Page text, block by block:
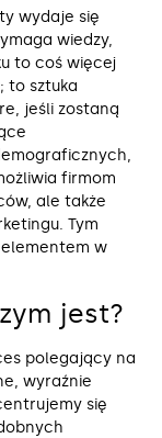
wydaje się
wiedzy,
to coś więcej
to sztuka
jeśli zostaną
firmom
ale także
Tym
w
jest?
polegający na
wyraźnie
się